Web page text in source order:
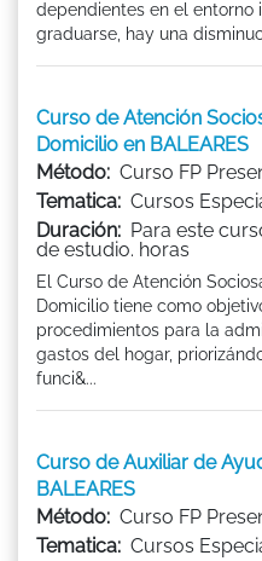
dependientes en el entorno
graduarse, hay una
Curso de Atención
Domicilio en BALEARES
Método: Curso FP
Tematica: Cursos
Duración: Para este
de estudio. horas
El Curso de Atención
Domicilio tiene como
procedimientos para la
gastos del hogar,
funci&...
Curso de Auxiliar de
BALEARES
Método: Curso FP
Tematica: Cursos